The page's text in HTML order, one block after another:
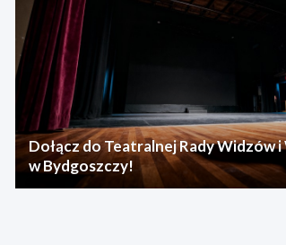
Dołącz do Teatralnej Rady Widzów
w Bydgoszczy!